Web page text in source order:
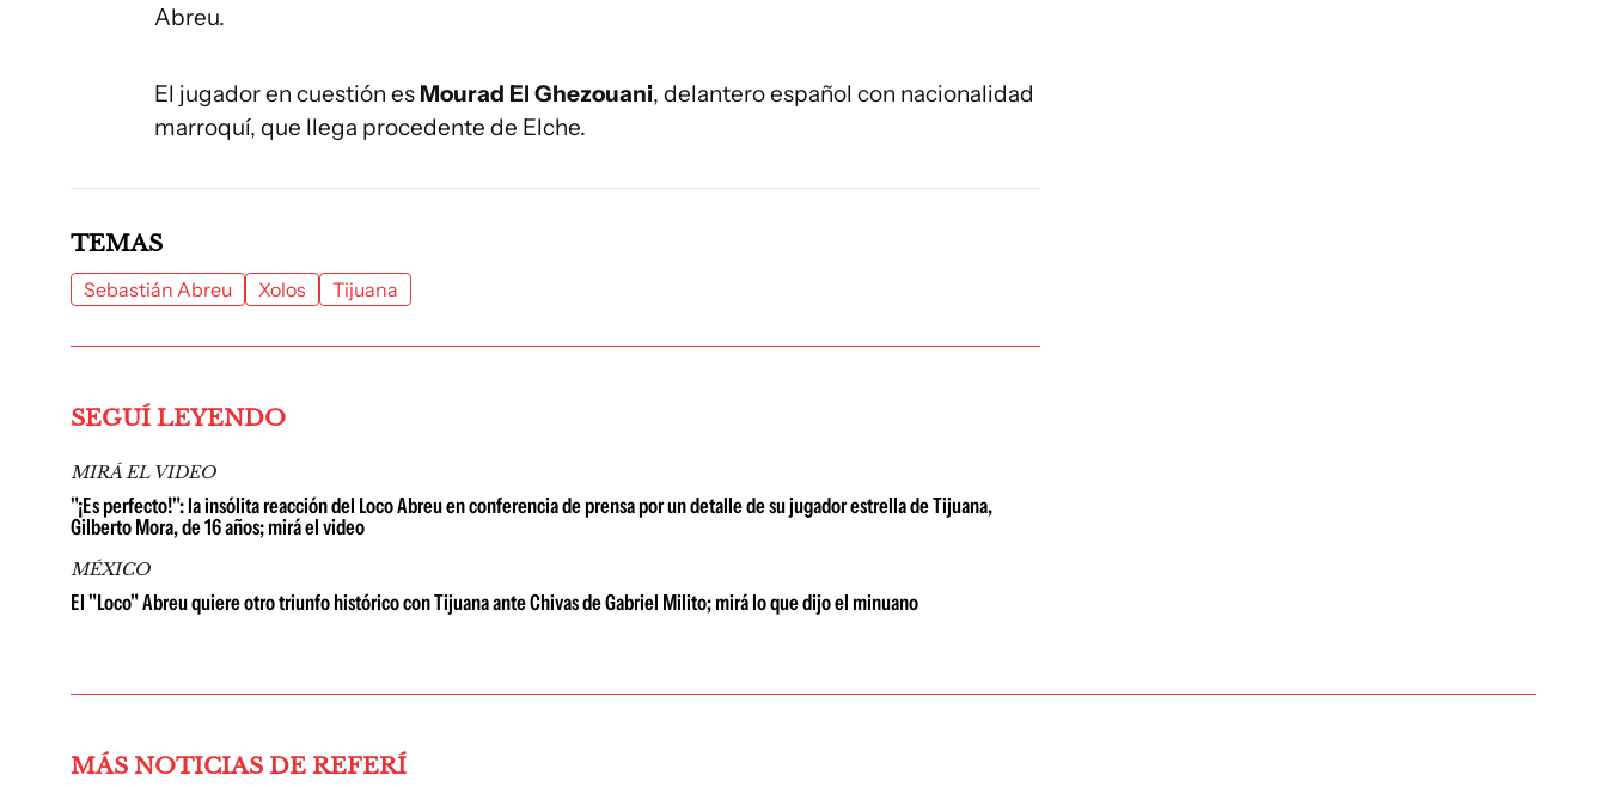
Abreu.
El jugador en cuestión es Mourad El Ghezouani, delantero español con nacionalidad
marroquí, que llega procedente de Elche.
TEMAS
Sebastián Abreu Xolos Tijuana
SEGUÍ LEYENDO
MIRÁ EL VIDEO
"¡Es perfecto!": la insólita reacción del Loco Abreu en conferencia de prensa por un detalle de su jugador estrella de Tijuana,
Gilberto Mora, de 16 años; mirá el video
MÉXICO
El "Loco" Abreu quiere otro triunfo histórico con Tijuana ante Chivas de Gabriel Milito; mirá lo que dijo el minuano
MÁS NOTICIAS DE REFERÍ